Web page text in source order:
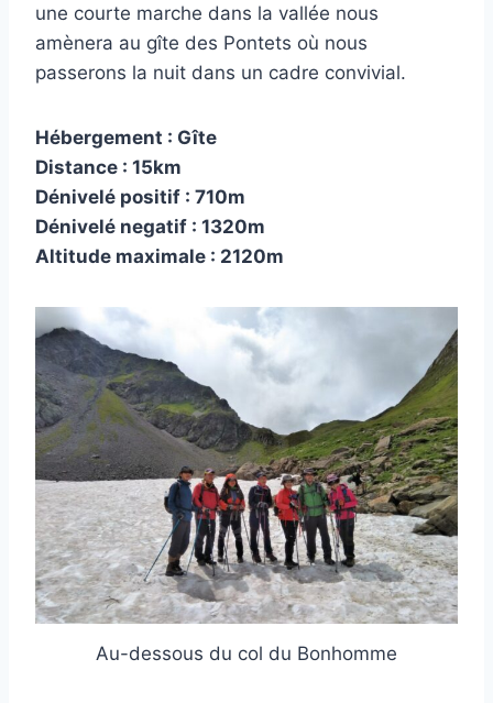
une courte marche dans la vallée nous
amènera au gîte des Pontets où nous
passerons la nuit dans un cadre convivial.
Hébergement : Gîte
Distance : 15km
Dénivelé positif : 710m
Dénivelé negatif : 1320m
Altitude maximale : 2120m
Au-dessous du col du Bonhomme